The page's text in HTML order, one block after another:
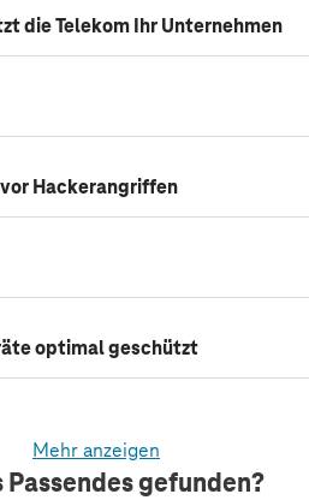
die Telekom Ihr Unternehmen
Hackerangriffen
optimal geschützt
Mehr anzeigen
Passendes gefunden?